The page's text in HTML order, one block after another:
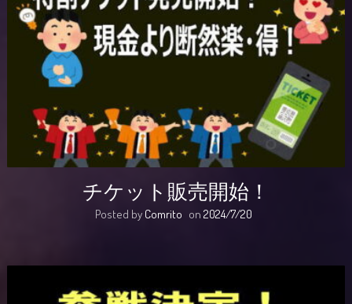
チケット販売開始！
Posted by Comrito on2024/7/20